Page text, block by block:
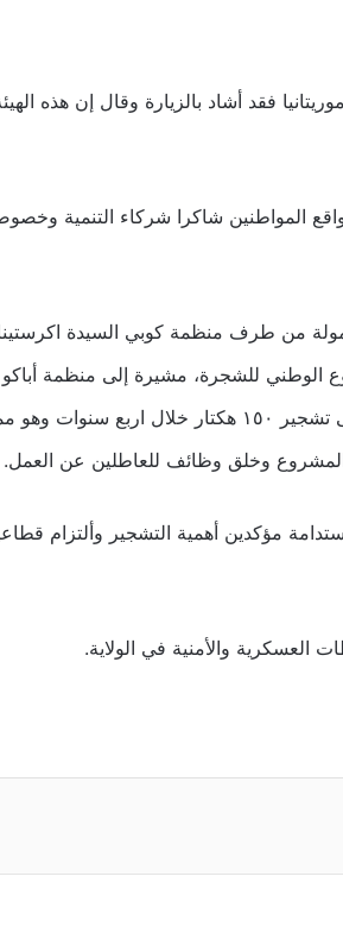
فقد أشاد بالزيارة وقال إن هذه
المواطنين شاكرا شركاء التنمية
من طرف منظمة كوبي السيدة
الوطني للشجرة، مشيرة إلى منظمة
منطقة كيدي ماغا ومنطقة غرب افريقيا وتعمل على تشجير ١٥٠ هكتار
وخلق وظائف للعاطلين عن العمل.
مؤكدين أهمية التشجير وألتزام
والأمنية في الولاية.